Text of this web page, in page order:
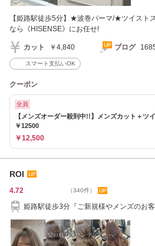
【姫路駅徒歩5分】★波巻パーマ/★ツイスト
なら《HISENSE》にお任せ!
カット ￥4,840 ブログ
スマート支払いOK
クーポン
全員
【メンズオーダー殺到中!!】メンズカット＋ツ
￥12500
￥12,500
ROI
4.72 （340件）
姫路駅徒歩3分『ご新規様やメンズのお客